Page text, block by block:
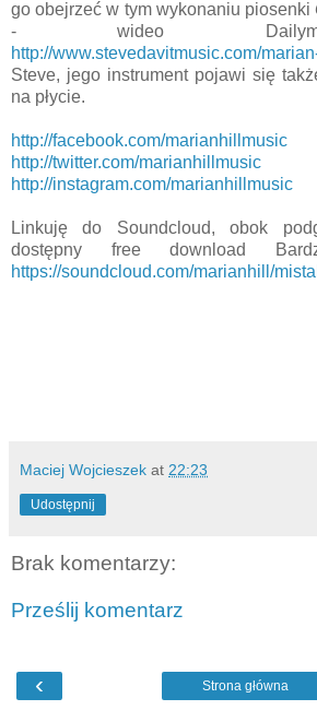
go obejrzeć w tym wykonaniu piosenki
- wideo
http://www.stevedavitmusic.com/
Steve, jego instrument pojawi się
na płycie.
http://facebook.com/marianhillmusic
http://twitter.com/marianhillmusic
http://instagram.com/marianhillmusic
Linkuję do Soundcloud, obok
dostępny free download
https://soundcloud.com/marianhill/
Maciej Wojcieszek at 22:23
Udostępnij
Brak komentarzy:
Prześlij komentarz
‹ Strona główna